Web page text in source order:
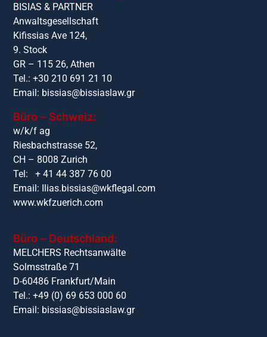
BISIAS & PARTNER
Anwaltsgesellschaft
Kifissias Ave 124,
9. Stock
GR – 115 26, Athen
Tel.: +30 210 691 21 10
Email: bissias@bissiaslaw.gr
Büro – Schweiz:
w/k/f ag
Riesbachstrasse 52,
CH – 8008 Zurich
Tel: + 41 44 387 76 00
Email:
Ilias.bissias@wkflegal.com
www.wkfzuerich.com
Büro – Deutschland:
MELCHERS Rechtsanwälte
Solmsstraße 71
D-60486 Frankfurt/Main
Tel.: +49 (0) 69 653 000 60
Email: bissias@bissiaslaw.gr